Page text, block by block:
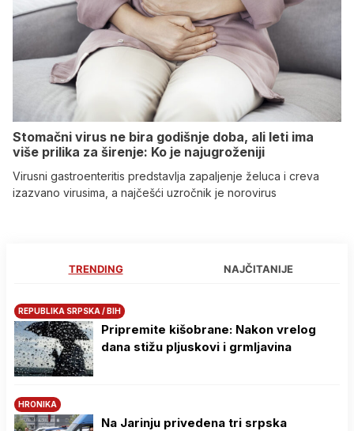
Stomačni virus ne bira godišnje doba, ali leti ima
više prilika za širenje: Ko je najugroženiji
Virusni gastroenteritis predstavlja zapaljenje želuca i creva
izazvano virusima, a najčešći uzročnik je norovirus
TRENDING NAJČITANIJE
REPUBLIKA SRPSKA / BIH
Pripremite kišobrane: Nakon vrelog
dana stižu pljuskovi i grmljavina
HRONIKA
Na Јarinju privedena tri srpska